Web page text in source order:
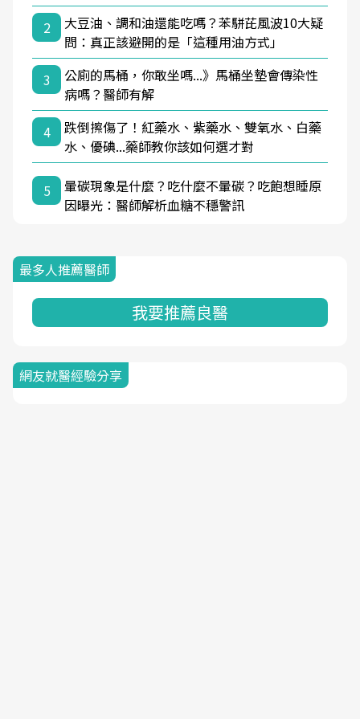
2
大豆油、調和油還能吃嗎？苯駢芘風波10大疑
問：真正該避開的是「這種用油方式」
3
公廁的馬桶，你敢坐嗎...》馬桶坐墊會傳染性
病嗎？醫師有解
4
跌倒擦傷了！紅藥水、紫藥水、雙氧水、白藥
水、優碘...藥師教你該如何選才對
5
暈碳現象是什麼？吃什麼不暈碳？吃飽想睡原
因曝光：醫師解析血糖不穩警訊
最多人推薦醫師
我要推薦良醫
網友就醫經驗分享